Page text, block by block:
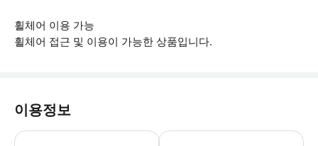
휠체어 이용 가능
휠체어 접근 및 이용이 가능한 상품입니다.
이용정보
▶ 꼭 알아두세요 * 기차 및 유니버설